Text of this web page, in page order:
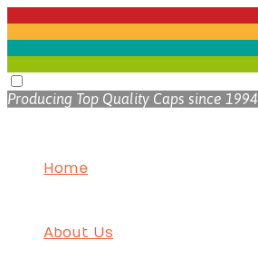
Producing Top Quality Caps since 1994
Home
About Us